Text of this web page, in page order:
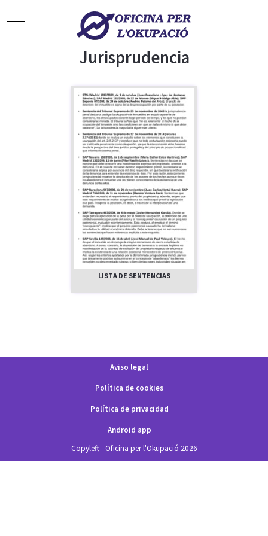
Mobile Menu Toggle
Jurisprudencia
LISTA DE SENTENCIAS
Aviso legal
Política de cookies
Política de privacidad
Android app
Copyleft - Oficina per l'Okupació 2026